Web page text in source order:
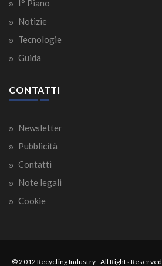
I° Piano
Notizie
Tecnologie
Guida
CONTATTI
Newsletter
Pubblicità
Contatti
Note legali
Cookie
© 2012 Recycling Industry-All Rights Reserved